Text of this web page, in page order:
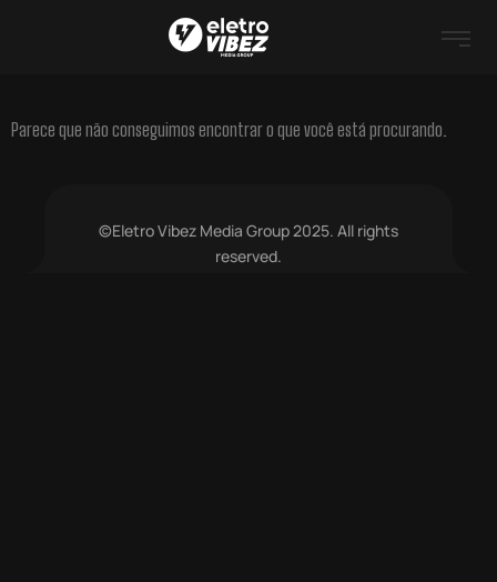
Parece que não conseguimos encontrar o que você está procurando.
©Eletro Vibez Media Group 2025. All rights
reserved.